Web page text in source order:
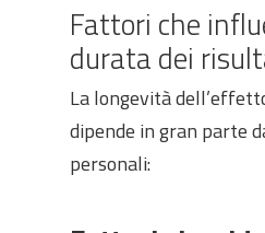
Fattori che
durata dei
La longevità
dipende in gran parte
personali: